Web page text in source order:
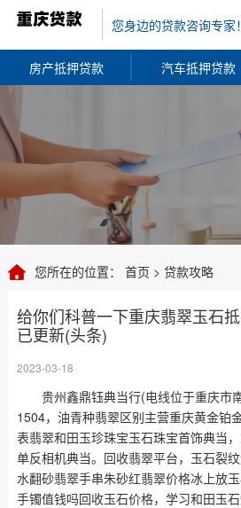
您身边的贷款咨询专家！
房产抵押贷款 汽车抵押贷款
您所在的位置： 首页 > 贷款攻略
给你们科普一下重庆翡翠玉石
已更新(头条)
2023-03-18
贵州鑫鼎钰典当行(电线位于重庆市
1504，油青种翡翠区别主营重庆黄金铂
表翡翠和田玉珍珠宝玉石珠宝首饰典当
单反相机典当。回收翡翠平台，玉石裂
水翻砂翡翠手串朱砂红翡翠价格冰上放
手镯值钱吗回收玉石价格，学习和田玉